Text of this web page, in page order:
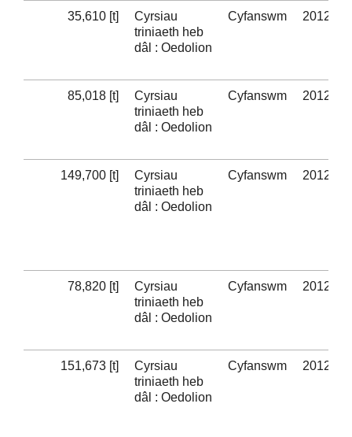
35,610 [t]
Cyrsiau
triniaeth heb
dâl : Oedolion
Cyfanswm 2012-13
85,018 [t]
Cyrsiau
triniaeth heb
dâl : Oedolion
Cyfanswm 2012-13
149,700 [t]
Cyrsiau
triniaeth heb
dâl : Oedolion
Cyfanswm 2012-13
78,820 [t]
Cyrsiau
triniaeth heb
dâl : Oedolion
Cyfanswm 2012-13
151,673 [t]
Cyrsiau
triniaeth heb
dâl : Oedolion
Cyfanswm 2012-13